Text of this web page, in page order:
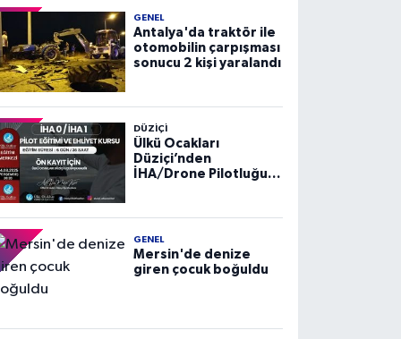
GENEL
Antalya'da traktör ile
otomobilin çarpışması
sonucu 2 kişi yaralandı
DÜZIÇI
Ülkü Ocakları
Düziçi’nden
İHA/Drone Pilotluğu
GENEL
Mersin'de denize
giren çocuk boğuldu